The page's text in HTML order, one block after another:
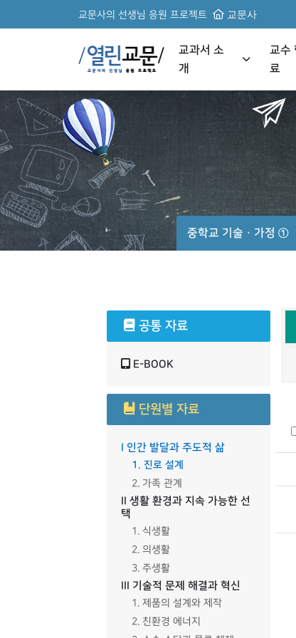
교문사의 선생님 응원 프로젝트 교문사
교과서 소
개
교수
료
중학교 기술ㆍ가정 ①
공통 자료
E-BOOK
단원별 자료
I 인간 발달과 주도적 삶
1. 진로 설계
2. 가족 관계
II 생활 환경과 지속 가능한 선
택
1. 식생활
2. 의생활
3. 주생활
III 기술적 문제 해결과 혁신
1. 제품의 설계와 제작
2. 친환경 에너지